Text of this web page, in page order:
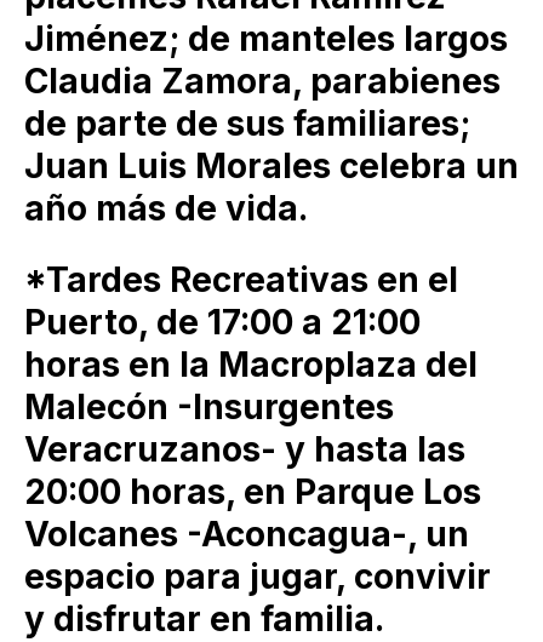
Jiménez; de manteles largos
Claudia Zamora, parabienes
de parte de sus familiares;
Juan Luis Morales celebra un
año más de vida.
*Tardes Recreativas en el
Puerto, de 17:00 a 21:00
horas en la Macroplaza del
Malecón -Insurgentes
Veracruzanos- y hasta las
20:00 horas, en Parque Los
Volcanes -Aconcagua-, un
espacio para jugar, convivir
y disfrutar en familia.